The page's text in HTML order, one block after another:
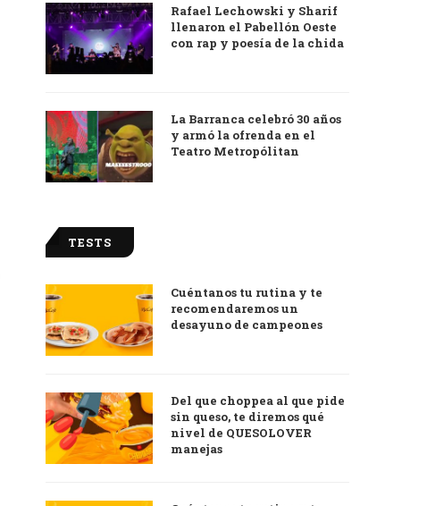
Rafael Lechowski y Sharif
llenaron el Pabellón Oeste
con rap y poesía de la chida
La Barranca celebró 30 años
y armó la ofrenda en el
Teatro Metropólitan
TESTS
Cuéntanos tu rutina y te
recomendaremos un
desayuno de campeones
Del que choppea al que pide
sin queso, te diremos qué
nivel de QUESOLOVER
manejas